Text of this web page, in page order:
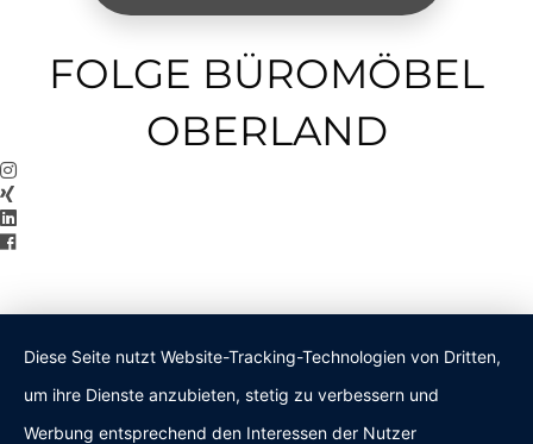
FOLGE BÜROMÖBEL
OBERLAND
Diese Seite nutzt Website-Tracking-Technologien von Dritten,
um ihre Dienste anzubieten, stetig zu verbessern und
Werbung entsprechend den Interessen der Nutzer